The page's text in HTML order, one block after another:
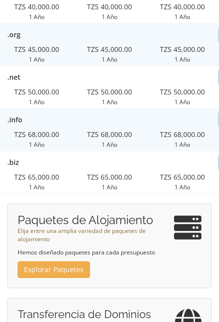
TZS 40,000.00
1 Año
TZS 40,000.00
1 Año
TZS 40,000.00
1 Año
.org
TZS 45,000.00
1 Año
TZS 45,000.00
1 Año
TZS 45,000.00
1 Año
.net
TZS 50,000.00
1 Año
TZS 50,000.00
1 Año
TZS 50,000.00
1 Año
.info
TZS 68,000.00
1 Año
TZS 68,000.00
1 Año
TZS 68,000.00
1 Año
.biz
TZS 65,000.00
1 Año
TZS 65,000.00
1 Año
TZS 65,000.00
1 Año
Paquetes de Alojamiento
Elija entre una amplia variedad de paquetes de
alojamiento
Hemos diseñado paquetes para cada presupuesto
Explorar Paquetes
Transferencia de Dominios